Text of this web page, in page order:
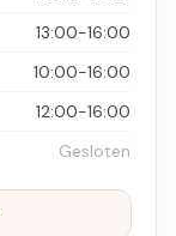
13:00-16:00
10:00-16:00
12:00-16:00
Gesloten